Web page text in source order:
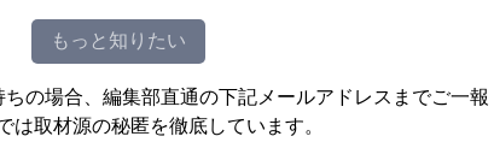
もっと知りたい
の場合、編集部直通の下記メールアドレスまでご一報
取材源の秘匿を徹底しています。